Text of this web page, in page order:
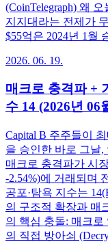
(CoinTelegraph) 왜
지지대라는 전제가
$55억은 2024년 1월
2026. 06. 19.
매크로 충격파 +
수 14 (2026년 06
Capital B 주주들이
을 승인한 바로 그날,
매크로 충격파가 시
-2.54%)에 거래되며
공포·탐욕 지수는
의 구조적 확장과 매
의 핵심 충돌: 매크
의 직접 방아쇠